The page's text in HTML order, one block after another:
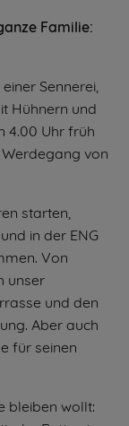
Familie:
Sennerei,
Hühnern und
4.00 Uhr früh
von
starten,
in der ENG
Von
unser
und den
Aber auch
für seinen
bleiben wollt: